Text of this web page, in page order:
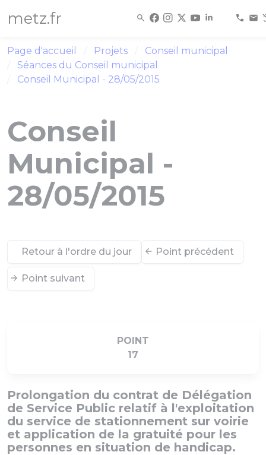
metz.fr
Page d'accueil Projets
Conseil municipal
Séances du Conseil municipal
Conseil Municipal - 28/05/2015
Conseil
Municipal -
28/05/2015
Retour à l'ordre du jour Point précédent
Point suivant
POINT
17
Prolongation du contrat de Délégation
de Service Public relatif à l'exploitation
du service de stationnement sur voirie
et application de la gratuité pour les
personnes en situation de handicap.